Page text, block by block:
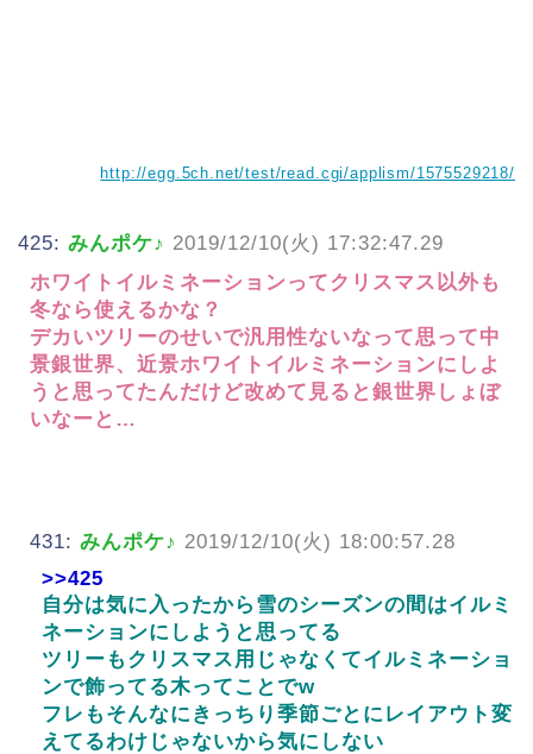
http://egg.5ch.net/test/read.cgi/applism/1575529218/
425: みんポケ♪ 2019/12/10(火) 17:32:47.29
ホワイトイルミネーションってクリスマス以外も
冬なら使えるかな？
デカいツリーのせいで汎用性ないなって思って中
景銀世界、近景ホワイトイルミネーションにしよ
うと思ってたんだけど改めて見ると銀世界しょぼ
いなーと…
431: みんポケ♪ 2019/12/10(火) 18:00:57.28
>>425
自分は気に入ったから雪のシーズンの間はイルミ
ネーションにしようと思ってる
ツリーもクリスマス用じゃなくてイルミネーショ
ンで飾ってる木ってことでw
フレもそんなにきっちり季節ごとにレイアウト変
えてるわけじゃないから気にしない